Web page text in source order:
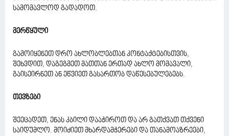
სამომავლოდ გადადოთ.
მერწყული
გამოიყენეთ დრო ახლობლებთან კონტაქტებისთვის,
შეხვდით, დაგეგმეთ მათთან ერთად ახლო მომავალი,
გაისეირნეთ ან ეწვიეთ გასართობ დაწესებულებებს.
თევზები
შეეცადეთ, ენას კბილი დააჭიროთ და არ გათქვათ თქვენი
საიდუმლო. მოიძიეთ მხარდამჭერები და თანამოაზრეები,